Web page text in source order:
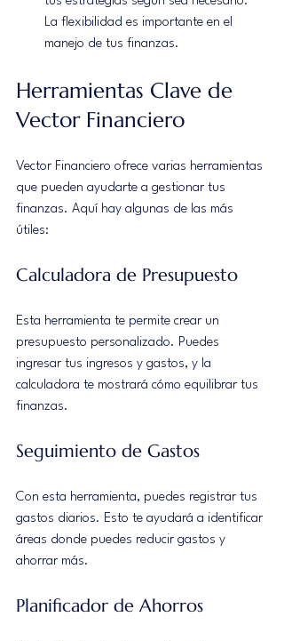
La flexibilidad es importante en el
manejo de tus finanzas.
Herramientas Clave de
Vector Financiero
Vector Financiero ofrece varias herramientas
que pueden ayudarte a gestionar tus
finanzas. Aquí hay algunas de las más
útiles:
Calculadora de Presupuesto
Esta herramienta te permite crear un
presupuesto personalizado. Puedes
ingresar tus ingresos y gastos, y la
calculadora te mostrará cómo equilibrar tus
finanzas.
Seguimiento de Gastos
Con esta herramienta, puedes registrar tus
gastos diarios. Esto te ayudará a identificar
áreas donde puedes reducir gastos y
ahorrar más.
Planificador de Ahorros